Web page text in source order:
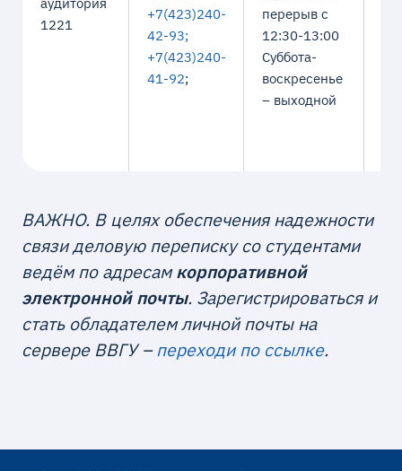
1221
+7(423)240-
42-93;
+7(423)240-
41-92;
перерыв с
12:30-13:00
Суббота-
воскресенье
– выходной
ВАЖНО. В целях обеспечения надежности
связи деловую переписку со студентами
ведём по адресамкорпоративной
электронной почты. Зарегистрироваться и
стать обладателем личной почты на
сервере ВВГУ – переходи по ссылке.